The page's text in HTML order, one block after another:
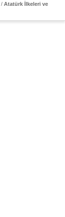
/ Atatürk İlkeleri ve